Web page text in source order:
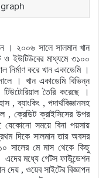
। ২০০৬ সালে সালমান খান
ও ইউটিউবের মাধ্যমে ৩১০০
নির্মাণ করে খান একাডেমি ।
। খান একাডেমি বিভিন্ন
তৈরি করেছে ।
ব্যাংকিং , পদার্থবিজ্ঞানসহ
, ক্রেডিট ক্রাইসিসের উপর
সময়ে বিনা পয়সায়
দিকে সালমান তার অবসর
সালের মে মাস থেকে কিছু
এদের মধ্যে গেটস ফাউন্ডেশন
, ওয়েব সাইটের বিজ্ঞাপন